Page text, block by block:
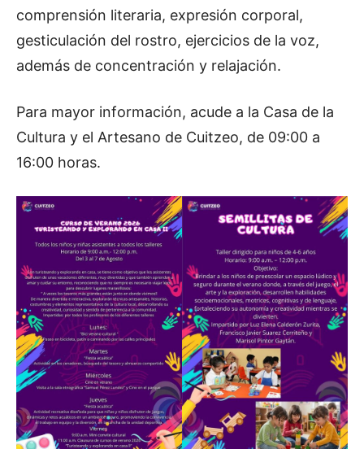
comprensión literaria, expresión corporal,
gesticulación del rostro, ejercicios de la voz,
además de concentración y relajación.
Para mayor información, acude a la Casa de la
Cultura y el Artesano de Cuitzeo, de 09:00 a
16:00 horas.